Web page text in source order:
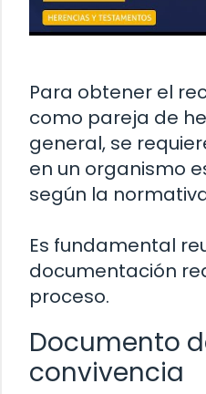
Para obtener el
como pareja de
general, se
en un organismo
según la
Es fundamental
documentación
proceso.
Documento
convivencia